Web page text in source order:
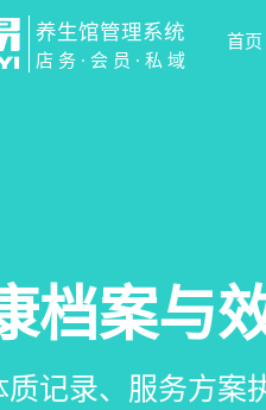
养生馆管理系统
店务·会员·私域
首页
养生馆
解决养生馆预约、
营销&
分、套餐定制、精
与工位
约、智能排班、技
档案与
质记录、服务方案